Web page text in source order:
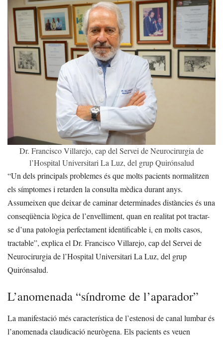
Dr. Francisco Villarejo, cap del Servei de Neurocirurgia de
l’Hospital Universitari La Luz, del grup Quirónsalud
“Un dels principals problemes és que molts pacients normalitzen
els símptomes i retarden la consulta mèdica durant anys.
Assumeixen que deixar de caminar determinades distàncies és una
conseqüència lògica de l’envelliment, quan en realitat pot tractar-
se d’una patologia perfectament identificable i, en molts casos,
tractable”, explica el Dr. Francisco Villarejo, cap del Servei de
Neurocirurgia de l’Hospital Universitari La Luz, del grup
Quirónsalud.
L’anomenada “síndrome de l’aparador”
La manifestació més característica de l’estenosi de canal lumbar és
l’anomenada claudicació neurògena. Els pacients es veuen